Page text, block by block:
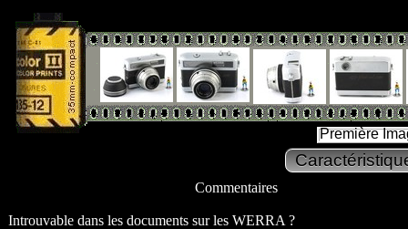
Première
Commentaires
Introuvable dans les documents sur les WERRA ?